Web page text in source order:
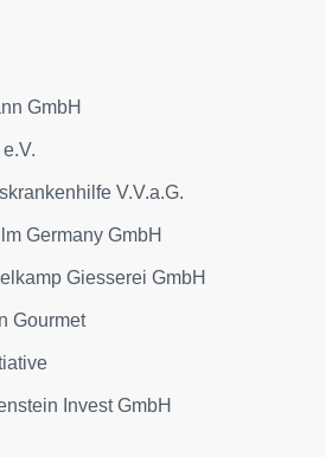
GmbH
V.V.a.G.
Germany GmbH
Giesserei GmbH
Gourmet
Invest GmbH